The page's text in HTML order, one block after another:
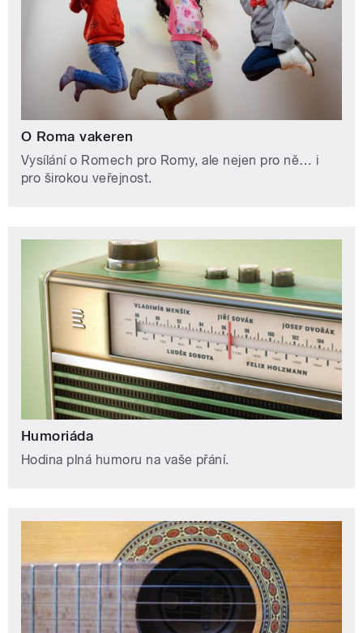
O Roma vakeren
Vysílání o Romech pro Romy, ale nejen pro ně… i
pro širokou veřejnost.
Humoriáda
Hodina plná humoru na vaše přání.